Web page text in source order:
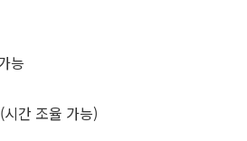
능
간 조율 가능)